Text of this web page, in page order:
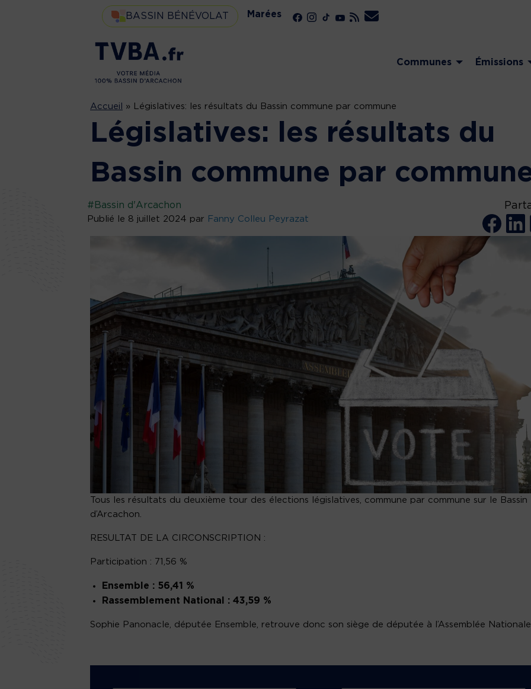
BASSIN BÉNÉVOLAT Marées
Communes Émissions
Accueil » Législatives: les résultats du Bassin commune par commune
Législatives: les résultats du
Bassin commune par
#Bassin d'Arcachon
Publié le 8 juillet 2024 par Fanny Colleu Peyrazat
Tous les résultats du deuxième tour des élections législatives, commune par commune sur le Bassin
d’Arcachon.
RESULTAT DE LA CIRCONSCRIPTION :
Participation : 71,56 %
Ensemble : 56,41 %
Rassemblement National : 43,59 %
Sophie Panonacle, députée Ensemble, retrouve donc son siège de députée à l’Assemblée